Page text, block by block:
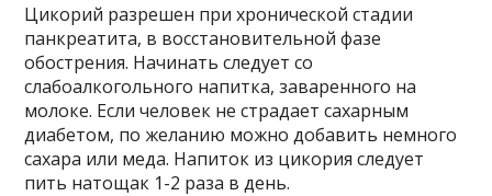
Цикорий разрешен при хронической стадии
панкреатита, в восстановительной фазе
обострения. Начинать следует со
слабоалкогольного напитка, заваренного на
молоке. Если человек не страдает сахарным
диабетом, по желанию можно добавить немного
сахара или меда. Напиток из цикория следует
пить натощак 1-2 раза в день.